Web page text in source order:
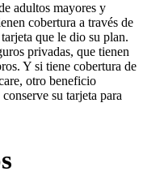
adultos mayores y
cobertura a través de
que le dio su plan.
privadas, que tienen
Y si tiene cobertura de
otro beneficio
su tarjeta para